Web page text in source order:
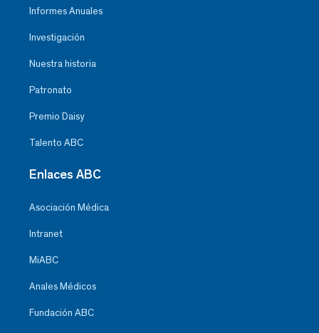
Informes Anuales
Investigación
Nuestra historia
Patronato
Premio Daisy
Talento ABC
Enlaces ABC
Asociación Médica
Intranet
MiABC
Anales Médicos
Fundación ABC